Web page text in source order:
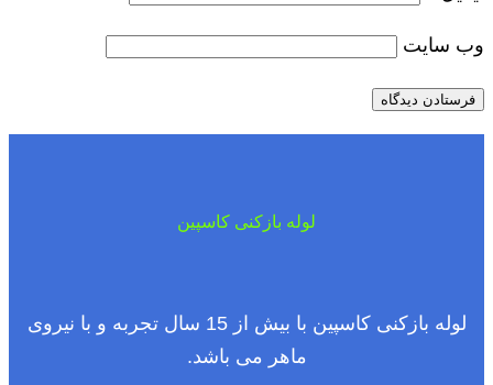
وب‌ سایت
لوله بازکنی کاسپین
لوله بازکنی کاسپین با بیش از 15 سال تجربه و با نیروی
ماهر می باشد.